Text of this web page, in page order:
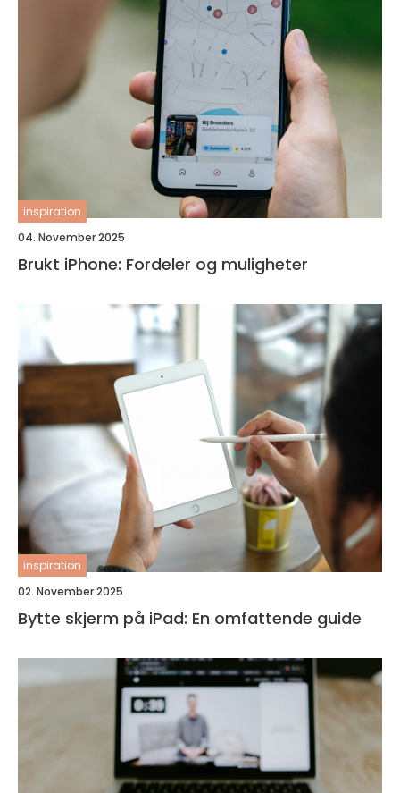
inspiration
04. November 2025
Brukt iPhone: Fordeler og muligheter
inspiration
02. November 2025
Bytte skjerm på iPad: En omfattende guide